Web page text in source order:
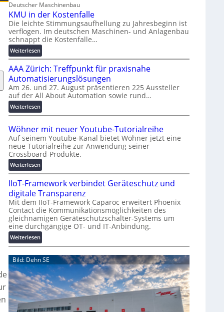
Deutscher Maschinenbau
KMU in der Kostenfalle
Die leichte Stimmungsaufhellung zu Jahresbeginn ist
verflogen. Im deutschen Maschinen- und Anlagenbau
schnappt die Kostenfalle…
Weiterlesen:
K
M
U
i
n
d
e
K
o
s
t
e
n
f
a
l
e
AAA Zürich: Treffpunkt für praxisnahe
Automatisierungslösungen
Am 26. und 27. August präsentieren 225 Aussteller
auf der All About Automation sowie rund…
Weiterlesen:
A
A
Z
ü
r
i
h
:
T
r
e
f
f
u
n
k
t
f
ü
Wöhner mit neuer Youtube-Tutorialreihe
Auf seinem Youtube-Kanal bietet Wöhner jetzt eine
neue Tutorialreihe zur Anwendung seiner
Crossboard-Produkte.
Weiterlesen:
W
ö
h
n
e
r
m
i
t
n
e
u
e
r
Y
o
IIoT-Framework verbindet Geräteschutz und
digitale Transparenz
Mit dem IIoT-Framework Caparoc erweitert Phoenix
Contact die Kommunikationsmöglichkeiten des
gleichnamigen Geräteschutzschalter-Systems um
eine durchgängige OT- und IT-Anbindung.
Weiterlesen:
I
I
o
T
-
F
r
a
Bild: Dehn SE